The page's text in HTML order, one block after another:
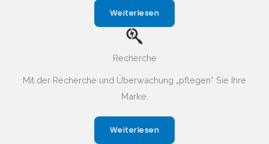
Weiterlesen
Recherche
Mit der Recherche und Überwachung „pflegen“ Sie Ihre
Marke.
Weiterlesen